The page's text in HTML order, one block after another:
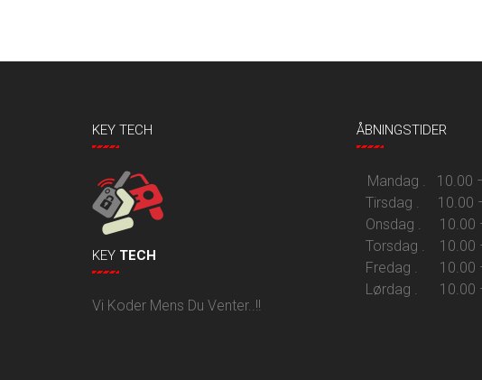
KEY TECH
KEY TECH
Vi Koder Mens Du Venter..!!
ÅBNINGSTIDER
Mandag . 10.00
Tirsdag . 10.00
Onsdag . 10.00
Torsdag . 10.00
Fredag . 10.00
Lørdag . 10.00